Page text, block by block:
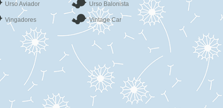
Urso Aviador Urso Balonista
Vingadores Vintage Car